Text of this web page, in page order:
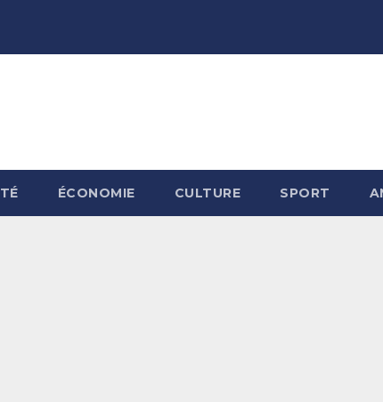
ÉCONOMIE CULTURE SPORT